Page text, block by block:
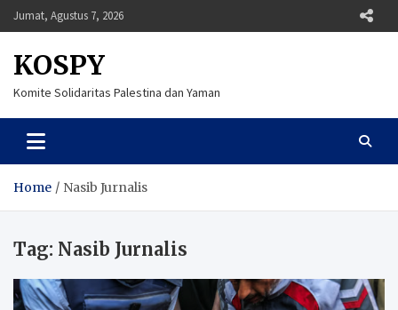
Skip
to
Jumat, Agustus 7, 2026
KOSPY
Komite Solidaritas Palestina dan Yaman
Home Nasib Jurnalis
Tag: Nasib Jurnalis